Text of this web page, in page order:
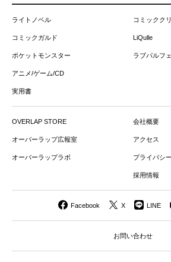
ライトノベル
コミックガルド
ポケットモンスター
アニメ/ゲーム/CD
実用書
コミックク
LiQulle
ラブパルフェ
OVERLAP STORE
オーバーラップ広報室
オーバーラップラボ
会社概要
アクセス
プライバシ
採用情報
Facebook X LINE
お問い合わせ